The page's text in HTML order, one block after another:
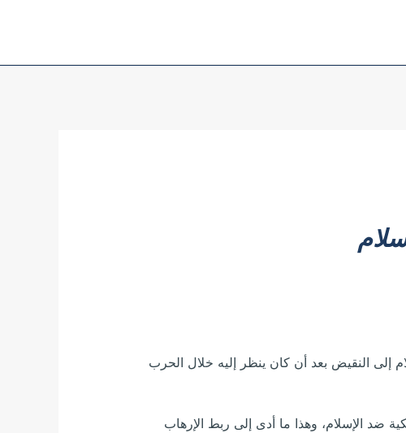
إلى النقيض بعد أن كان ينظر إليه خلال الحرب
ضد الإسلام، وهذا ما أدى إلى ربط الإرهاب